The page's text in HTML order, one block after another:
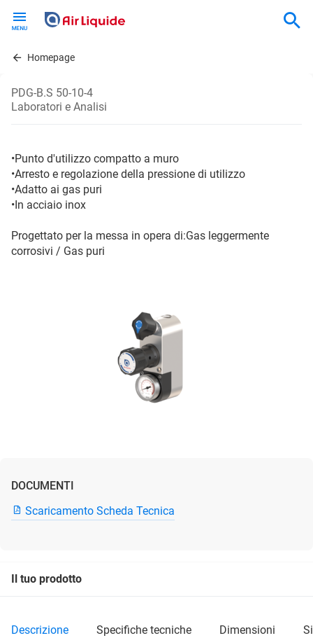
contentHomepage
PDG-B.S 50-10-4
Laboratori e Analisi
•Punto d'utilizzo compatto a muro
•Arresto e regolazione della pressione di utilizzo
•Adatto ai gas puri
•In acciaio inox
Progettato per la messa in opera di:Gas leggermente
corrosivi / Gas puri
DOCUMENTI
Scaricamento Scheda Tecnica
Il tuo prodotto
descrizione specifiche tecniche dimensioni